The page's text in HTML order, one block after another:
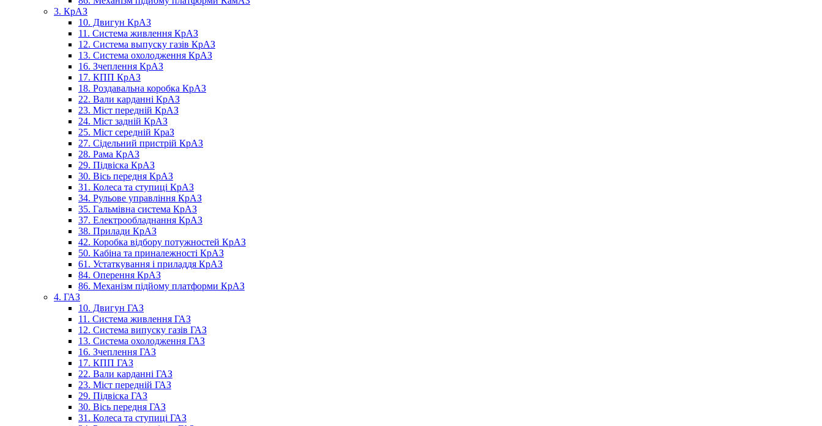
3. КрАЗ
10. Двигун КрАЗ
11. Система живлення КрАЗ
12. Система выпуску газів КрАЗ
13. Система охолодження КрАЗ
16. Зчеплення КрАЗ
17. КПП КрАЗ
18. Роздавальна коробка КрАЗ
22. Вали карданні КрАЗ
23. Міст передній КрАЗ
24. Міст задній КрАЗ
25. Міст середній КраЗ
27. Сідельний пристрій КрАЗ
28. Рама КрАЗ
29. Підвіска КрАЗ
30. Вісь передня КрАЗ
31. Колеса та ступиці КрАЗ
34. Рульове управління КрАЗ
35. Гальмівна система КрАЗ
37. Електрообладнання КрАЗ
38. Прилади КрАЗ
42. Коробка відбору потужностей КрАЗ
50. Кабіна та приналежності КрАЗ
61. Устаткування і приладдя КрАЗ
84. Оперення КрАЗ
86. Механізм підйому платформи КрАЗ
4. ГАЗ
10. Двигун ГАЗ
11. Система живлення ГАЗ
12. Система випуску газів ГАЗ
13. Система охолодження ГАЗ
16. Зчеплення ГАЗ
17. КПП ГАЗ
22. Вали карданні ГАЗ
23. Міст передній ГАЗ
29. Підвіска ГАЗ
30. Вісь передня ГАЗ
31. Колеса та ступиці ГАЗ